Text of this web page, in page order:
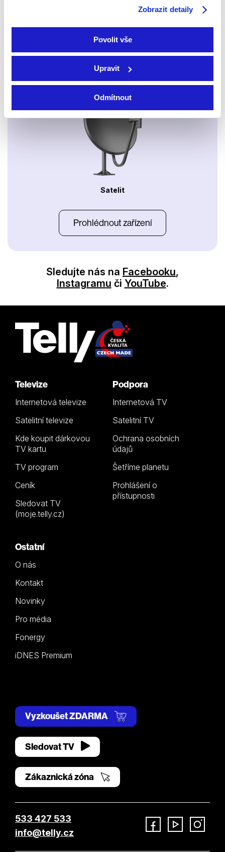
Zobrazit detaily
Povolit vše
Upravit
Odmítnout
Satelit
Prohlédnout zařízení
Sledujte nás na Facebooku,
Instagramu či YouTube.
Televize
Internetová televize
Satelitní televize
Kde koupit dárkovou
TV kartu
TV program
Ceník
Sledovat TV
(moje.telly.cz)
Podpora
Internetová TV
Satelitní TV
Ochrana osobních
údajů
Šetříme planetu
Prohlášení o
přístupnosti
Ostatní
O nás
Kontakt
Novinky
Pro média
Fonergy
iDNES Premium
Vyzkoušet ZDARMA
Sledovat TV
Zákaznická zóna
533 427 533
info@telly.cz